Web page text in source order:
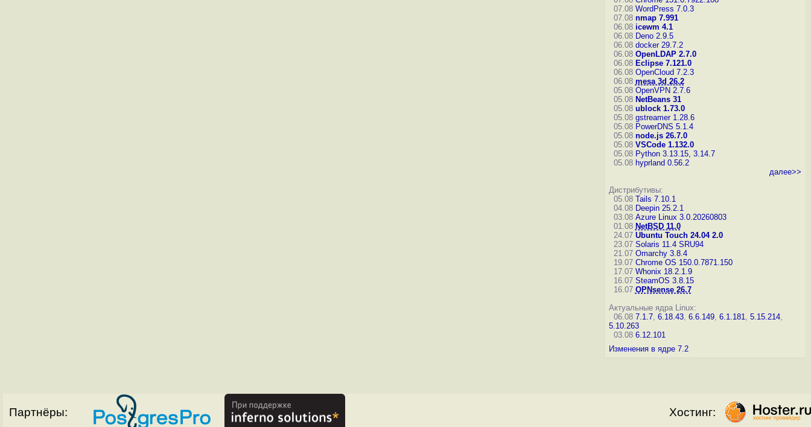
07.08 WordPress 7.0.3
07.08 nmap 7.991
06.08 icewm 4.1
06.08 Deno 2.9.5
06.08 docker 29.7.2
06.08 OpenLDAP 2.7.0
06.08 Eclipse 7.121.0
06.08 OpenCloud 7.2.3
06.08 mesa 3d 26.2
05.08 OpenVPN 2.7.6
05.08 NetBeans 31
05.08 ublock 1.73.0
05.08 gstreamer 1.28.6
05.08 PowerDNS 5.1.4
05.08 node.js 26.7.0
05.08 VSCode 1.132.0
05.08 Python 3.13.15, 3.14.7
05.08 hyprland 0.56.2
далее>>
Дистрибутивы:
05.08 Tails 7.10.1
04.08 Deepin 25.2.1
03.08 Azure Linux 3.0.20260803
01.08 NetBSD 11.0
24.07 Ubuntu Touch 24.04 2.0
23.07 Solaris 11.4 SRU94
21.07 Omarchy 3.8.4
19.07 Chrome OS 150.0.7871.150
17.07 Whonix 18.2.1.9
16.07 SteamOS 3.8.15
16.07 OPNsense 26.7
Актуальные ядра Linux:
06.08 7.1.7, 6.18.43, 6.6.149, 6.1.181, 5.15.214,
5.10.263
03.08 6.12.101
Изменения в ядре 7.2
Партнёры: Хостинг: